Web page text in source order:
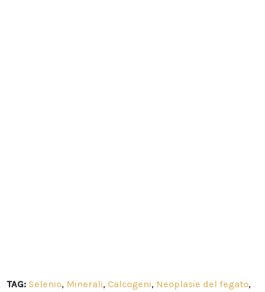
TAG: Selenio, Minerali, Calcogeni, Neoplasie del fegato,